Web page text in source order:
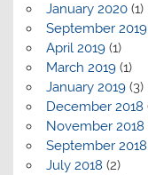
January 2020(1)
September 2019
April 2019(1)
March 2019(1)
January 2019(3)
December 2018
November 2018
September 2018
July 2018 (2)